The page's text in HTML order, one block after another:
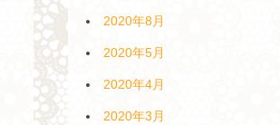
2020年8月
2020年5月
2020年4月
2020年3月